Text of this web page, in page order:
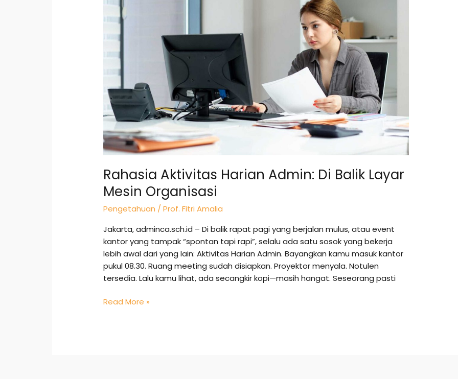
Rahasia Aktivitas Harian Admin: Di Balik Layar
Mesin Organisasi
Pengetahuan /Prof. Fitri Amalia
Jakarta, adminca.sch.id – Di balik rapat pagi yang berjalan mulus, atau event
kantor yang tampak “spontan tapi rapi”, selalu ada satu sosok yang bekerja
lebih awal dari yang lain: Aktivitas Harian Admin. Bayangkan kamu masuk kantor
pukul 08.30. Ruang meeting sudah disiapkan. Proyektor menyala. Notulen
tersedia. Lalu kamu lihat, ada secangkir kopi—masih hangat. Seseorang pasti
Di
Balik
Mesin
Organisasi
Read More »